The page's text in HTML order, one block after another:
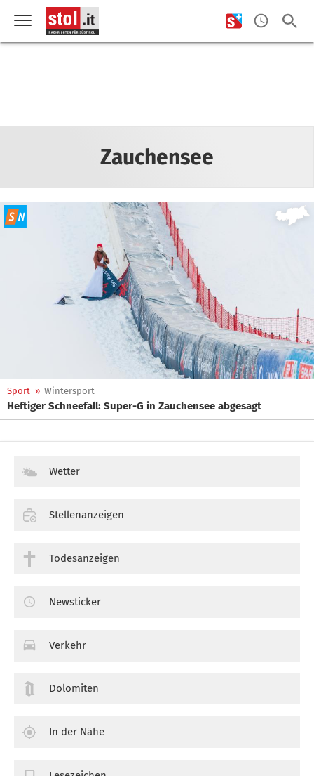
Zauchensee
Sport » Wintersport
Heftiger Schneefall: Super-G in Zauchensee abgesagt
Wetter
Stellenanzeigen
Todesanzeigen
Newsticker
Verkehr
Dolomiten
In der Nähe